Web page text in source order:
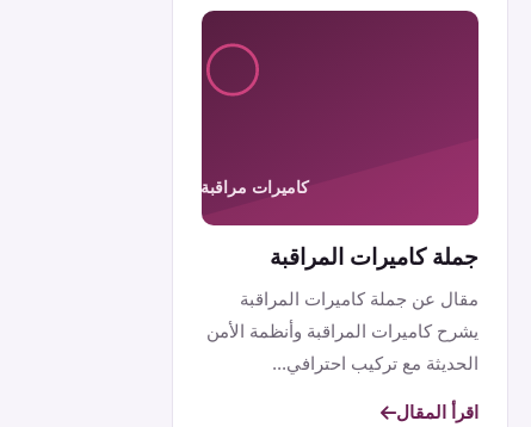
جملة كاميرات المراقبة
مقال عن جملة كاميرات المراقبة
يشرح كاميرات المراقبة وأنظمة الأمن
الحديثة مع تركيب احترافي...
اقرأ المقال